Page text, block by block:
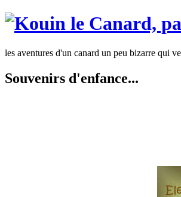
les aventures d'un canard un peu bizarre qui
Souvenirs d'enfance...